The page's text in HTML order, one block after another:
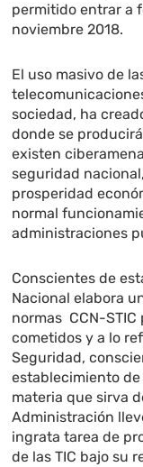
permitido entrar a
noviembre 2018.
El uso masivo de
sociedad, ha
donde se
existen
seguridad
prosperidad
normal
administraciones
Conscientes de
Nacional elabora
normas CCN-
cometidos y a lo
Seguridad,
establecimiento
materia que sirva
Administración
ingrata tarea de
de las TIC bajo su